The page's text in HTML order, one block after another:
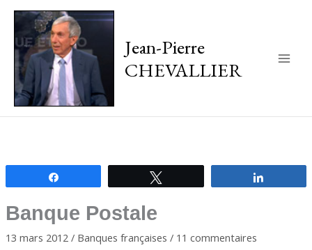
Jean-Pierre
CHEVALLIER
Banque Postale
13 mars 2012 / Banques françaises / 11 commentaires